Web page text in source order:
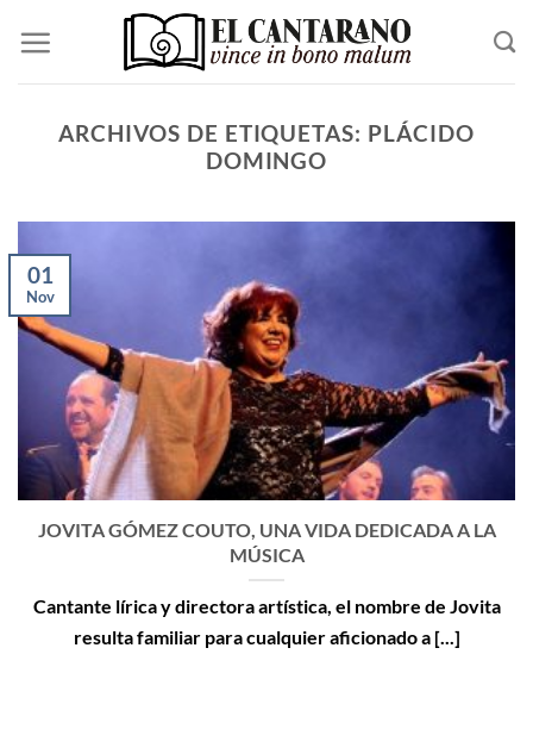
contenido
ARCHIVOS DE ETIQUETAS: PLÁCIDO
DOMINGO
JOVITA GÓMEZ COUTO, UNA VIDA DEDICADA A LA
MÚSICA
Cantante lírica y directora artística, el nombre de Jovita
resulta familiar para cualquier aficionado a [...]
01
Nov